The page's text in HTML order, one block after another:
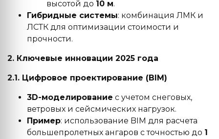
высотой до 10 м.
Гибридные системы: комбинация ЛМК и
ЛСТК для оптимизации стоимости и
прочности.
2. Ключевые инновации 2025 года
2.1. Цифровое проектирование (BIM)
3D-моделирование с учетом снеговых,
ветровых и сейсмических нагрузок.
Пример: использование BIM для расчета
большепролетных ангаров с точностью до 1